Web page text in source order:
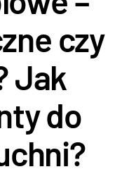
czy
Jak
do